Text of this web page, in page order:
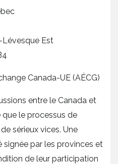
Lévesque Est
Canada-UE (AÉCG)
entre le Canada et
que le processus de
sérieux vices. Une
par les provinces et
de leur participation